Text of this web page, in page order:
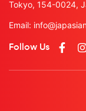
Tokyo, 154-0024,
Email:
Follow Us